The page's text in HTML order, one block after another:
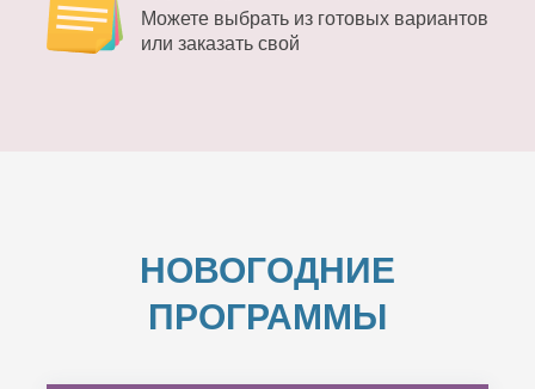
Можете выбрать из готовых вариантов
или заказать свой
НОВОГОДНИЕ
ПРОГРАММЫ